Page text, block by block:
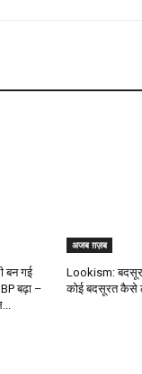
बन गई
बढ़ा –
अजब ग़ज़ब
Lookism:
कोई बदसूरत कैसे